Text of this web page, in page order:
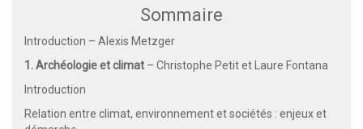
Sommaire
Introduction – Alexis Metzger
1. Archéologie et climat – Christophe Petit et Laure Fontana
Introduction
Relation entre climat, environnement et sociétés : enjeux et